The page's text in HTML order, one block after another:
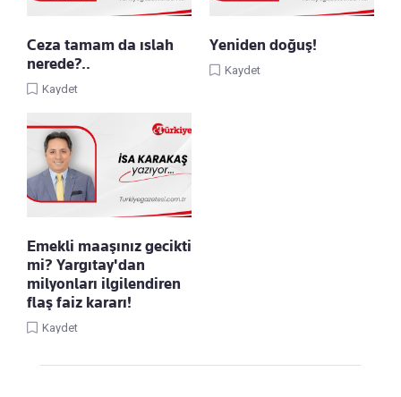
Ceza tamam da ıslah
nerede?..
Kaydet
Yeniden doğuş!
Kaydet
Emekli maaşınız gecikti
mi? Yargıtay'dan
milyonları ilgilendiren
flaş faiz kararı!
Kaydet